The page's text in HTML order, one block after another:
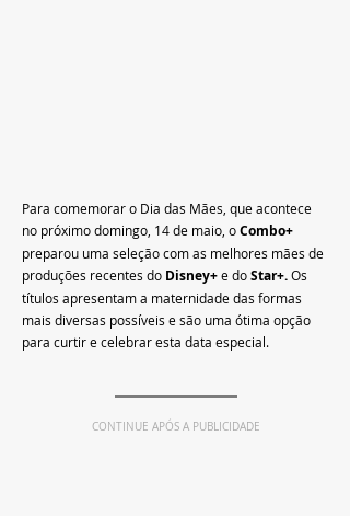
Para comemorar o Dia das Mães, que acontece
no próximo domingo, 14 de maio, o Combo+
preparou uma seleção com as melhores mães de
produções recentes do Disney+ e do Star+. Os
títulos apresentam a maternidade das formas
mais diversas possíveis e são uma ótima opção
para curtir e celebrar esta data especial.
CONTINUE APÓS A PUBLICIDADE